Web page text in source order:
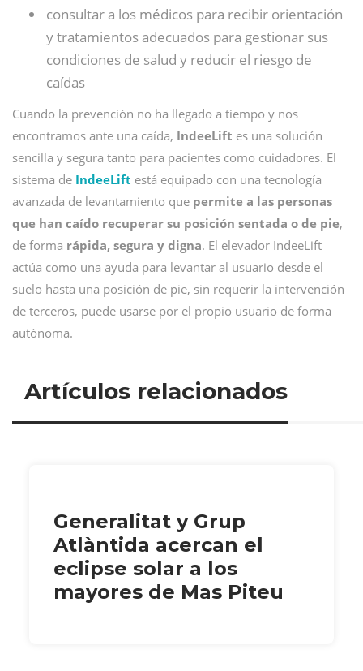
consultar a los médicos para recibir orientación
y tratamientos adecuados para gestionar sus
condiciones de salud y reducir el riesgo de
caídas
Cuando la prevención no ha llegado a tiempo y nos
encontramos ante una caída, IndeeLift es una solución
sencilla y segura tanto para pacientes como cuidadores. El
sistema de IndeeLift está equipado con una tecnología
avanzada de levantamiento que permite a las personas
que han caído recuperar su posición sentada o de pie,
de forma rápida, segura y digna. El elevador IndeeLift
actúa como una ayuda para levantar al usuario desde el
suelo hasta una posición de pie, sin requerir la intervención
de terceros, puede usarse por el propio usuario de forma
autónoma.
Artículos relacionados
Generalitat y Grup
Atlàntida acercan el
eclipse solar a los
mayores de Mas Piteu